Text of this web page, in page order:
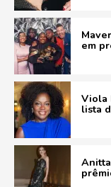
em
Viola
lista